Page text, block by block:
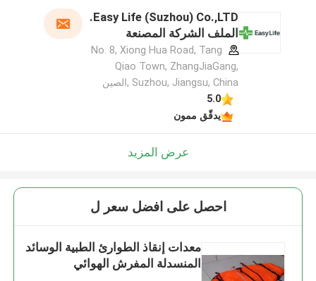
Easy Life (Suzhou) Co.,LTD.
الملف الشركة المصنعة
No. 8, Xiong Hua Road, Tang
Qiao Town, ZhangJiaGang,
Suzhou, Jiangsu, China ,الصين
5.0
يدقّق ممون
عرض المزيد
احصل على افضل سعر ل
معدات إنقاذ الطوارئ الطبية الوسائد
المنسدلة المفرش الهوائي